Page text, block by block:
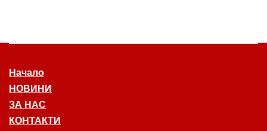
Начало
НОВИНИ
ЗА НАС
КОНТАКТИ